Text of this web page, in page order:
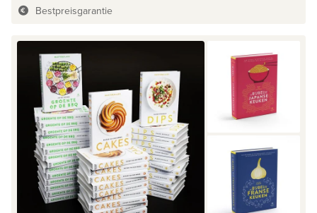
Bestpreisgarantie